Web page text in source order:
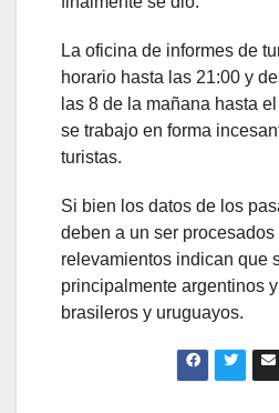
La oficina de informes de
horario hasta las 21:00 y
las 8 de la mañana hasta
se trabajo en forma
turistas.
Si bien los datos de los
deben a un ser
relevamientos indican que
principalmente argentinos
brasileros y uruguayos.